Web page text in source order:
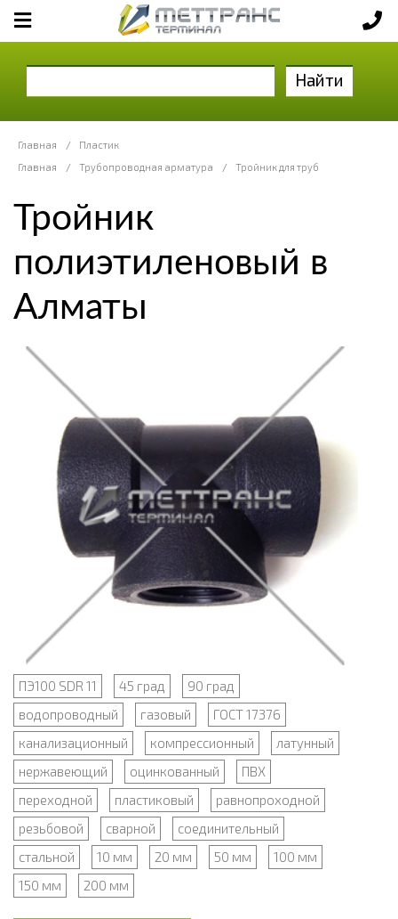
Найти
Главная /
Пластик
Главная
/ Трубопроводная арматура / Тройник для труб
Тройник
полиэтиленовый в
Алматы
ПЭ100 SDR 11 45 град
90 град
водопроводный
газовый
ГОСТ 17376
канализационный
компрессионный
латунный
нержавеющий
оцинкованный
ПВХ
переходной
пластиковый
равнопроходной
резьбовой
сварной
соединительный
стальной
10 мм 20 мм 50 мм
100 мм
150 мм
200 мм